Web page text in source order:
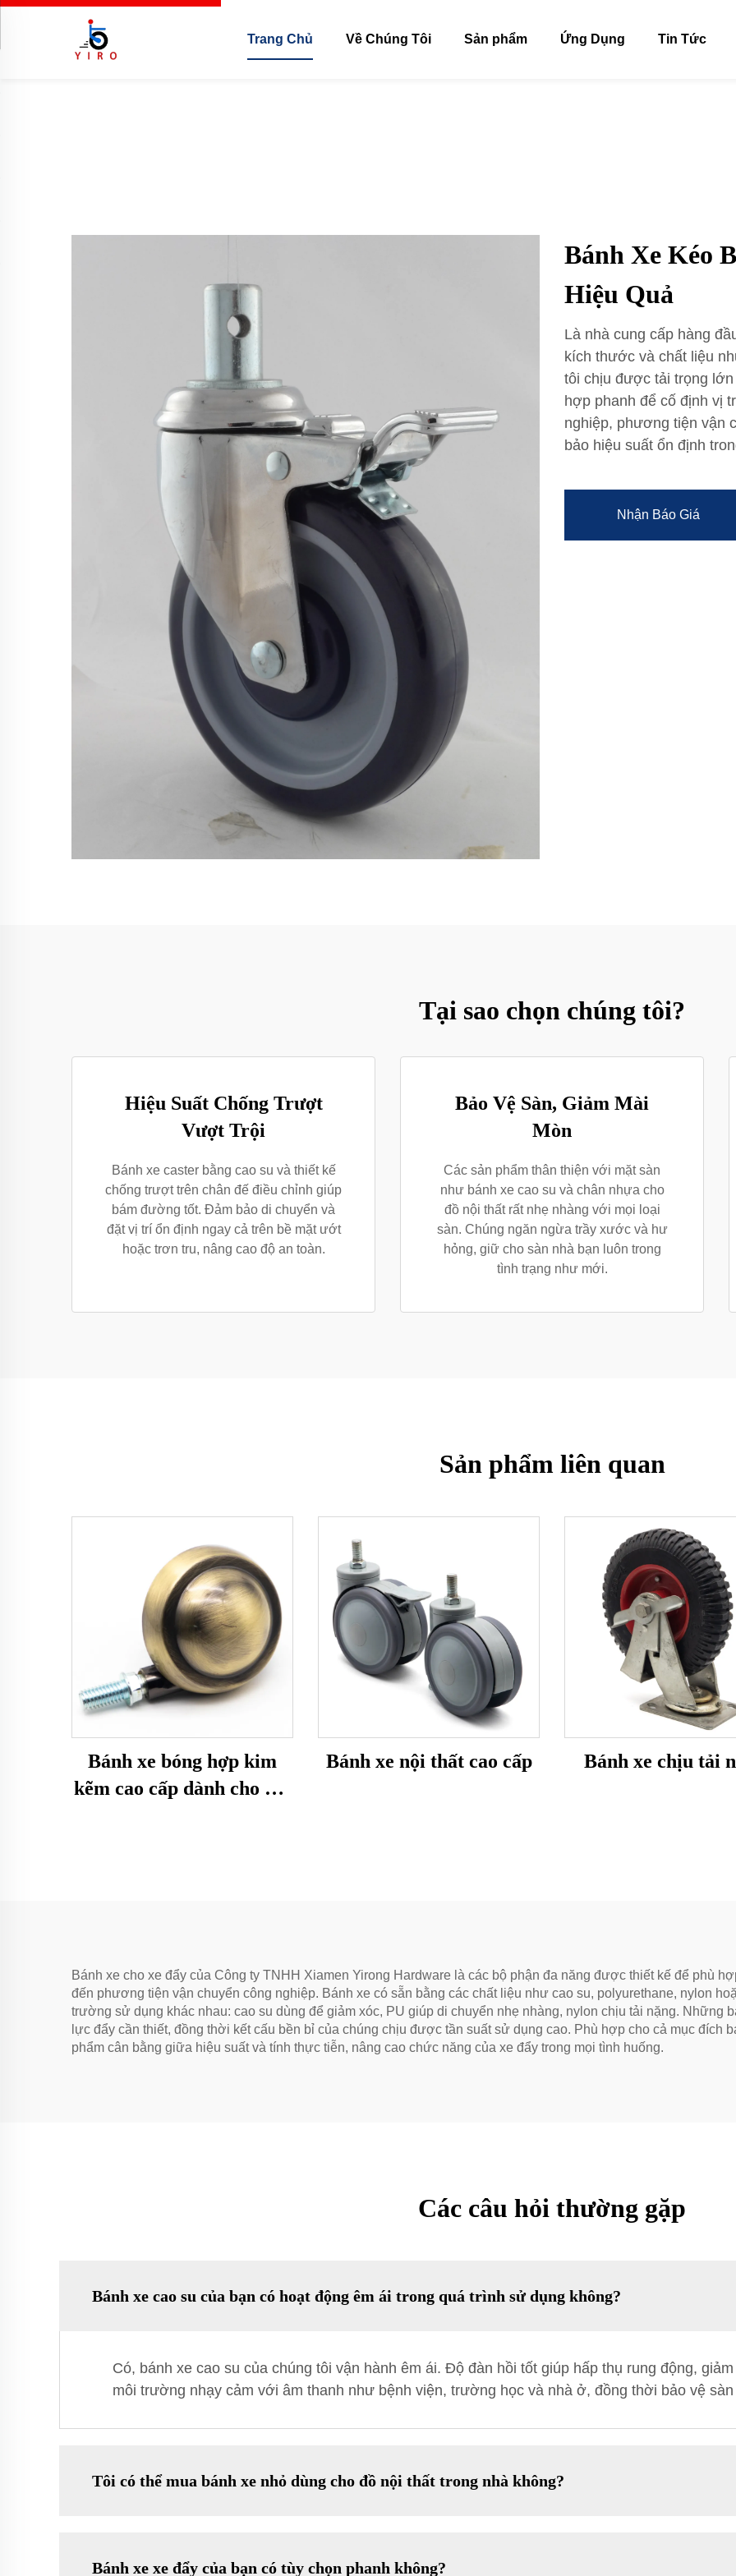
Trang Chủ Về Chúng Tôi Sản phẩm Ứng Dụng Tin Tức
Bánh Xe Kéo
Hiệu Quả
Là nhà cung cấp hàng
kích thước và chất liệu
tôi chịu được tải trọng
hợp phanh để cố định vị
nghiệp, phương tiện vận
bảo hiệu suất ổn định
Nhận Báo Giá
Tại sao chọn chúng tôi?
Hiệu Suất Chống Trượt
Vượt Trội
Bánh xe caster bằng cao su và thiết kế
chống trượt trên chân đế điều chỉnh giúp
bám đường tốt. Đảm bảo di chuyển và
đặt vị trí ổn định ngay cả trên bề mặt ướt
hoặc trơn tru, nâng cao độ an toàn.
Bảo Vệ Sàn, Giảm Mài
Mòn
Các sản phẩm thân thiện với mặt sàn
như bánh xe cao su và chân nhựa cho
đồ nội thất rất nhẹ nhàng với mọi loại
sàn. Chúng ngăn ngừa trầy xước và hư
hỏng, giữ cho sàn nhà bạn luôn trong
tình trạng như mới.
Sản phẩm liên quan
Bánh xe bóng hợp kim
kẽm cao cấp dành cho nội
Bánh xe nội thất cao cấp Bánh xe chịu tải
Bánh xe cho xe đẩy của Công ty TNHH Xiamen Yirong Hardware là các bộ phận đa năng được thiết kế để phù
đến phương tiện vận chuyển công nghiệp. Bánh xe có sẵn bằng các chất liệu như cao su, polyurethane, nylon
trường sử dụng khác nhau: cao su dùng để giảm xóc, PU giúp di chuyển nhẹ nhàng, nylon chịu tải nặng. Những
lực đẩy cần thiết, đồng thời kết cấu bền bỉ của chúng chịu được tần suất sử dụng cao. Phù hợp cho cả mục đích
phẩm cân bằng giữa hiệu suất và tính thực tiễn, nâng cao chức năng của xe đẩy trong mọi tình huống.
Các câu hỏi thường gặp
Bánh xe cao su của bạn có hoạt động êm ái trong quá trình sử dụng không?
Có, bánh xe cao su của chúng tôi vận hành êm ái. Độ đàn hồi tốt giúp hấp thụ rung động,
môi trường nhạy cảm với âm thanh như bệnh viện, trường học và nhà ở, đồng thời bảo vệ
Tôi có thể mua bánh xe nhỏ dùng cho đồ nội thất trong nhà không?
Bánh xe xe đẩy của bạn có tùy chọn phanh không?